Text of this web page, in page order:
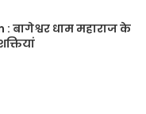
बागेश्वर धाम महाराज के